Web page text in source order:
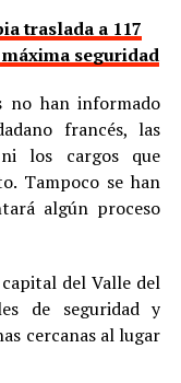
traslada a 117
seguridad
no han informado
francés, las
los cargos que
Tampoco se han
algún proceso
del Valle del
de seguridad y
cercanas al lugar